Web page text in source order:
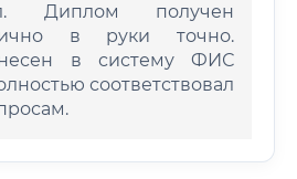
Диплом получен
в руки точно.
в систему ФИС
соответствовал